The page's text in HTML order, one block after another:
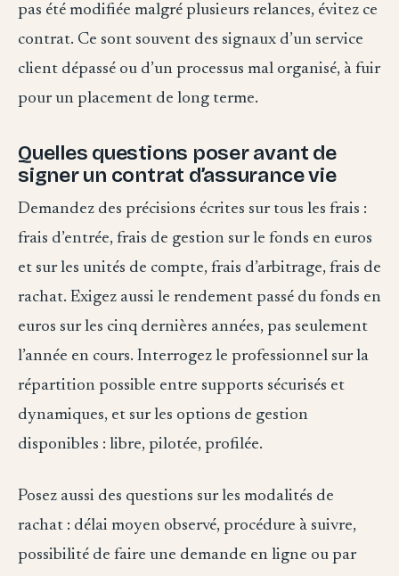
pas été modifiée malgré plusieurs relances, évitez ce
contrat. Ce sont souvent des signaux d’un service
client dépassé ou d’un processus mal organisé, à fuir
pour un placement de long terme.
Quelles questions poser avant de
signer un contrat d’assurance vie
Demandez des précisions écrites sur tous les frais :
frais d’entrée, frais de gestion sur le fonds en euros
et sur les unités de compte, frais d’arbitrage, frais de
rachat. Exigez aussi le rendement passé du fonds en
euros sur les cinq dernières années, pas seulement
l’année en cours. Interrogez le professionnel sur la
répartition possible entre supports sécurisés et
dynamiques, et sur les options de gestion
disponibles : libre, pilotée, profilée.
Posez aussi des questions sur les modalités de
rachat : délai moyen observé, procédure à suivre,
possibilité de faire une demande en ligne ou par